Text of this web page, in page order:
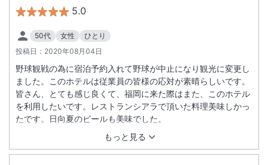
5.0
50代 女性
ひとり
投稿日： 2020年08月04日
もっと見る
野球観戦の為に宿泊予約入れて野球が中止になり観光に変更し
ました。このホテルは従業員の皆様の応対が素晴らしいです。
皆さん、とても感じ良くて、福岡に来た際はまた、このホテル
を利用したいです。レストランシアラで頂いた料理美味しかっ
たです。日向夏のビールも美味でした。